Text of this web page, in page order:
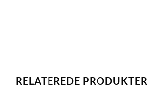
RELATEREDE PRODUKTER